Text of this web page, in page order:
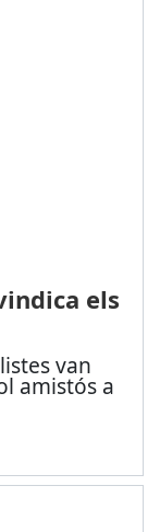
els
van
amistós a